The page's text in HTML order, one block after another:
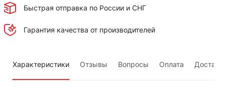
Быстрая отправка по России и СНГ
Гарантия качества от производителей
Характеристики Отзывы Вопросы Оплата